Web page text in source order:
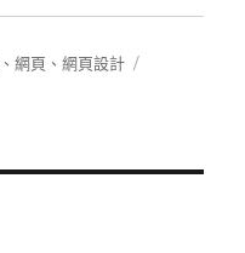
、網頁 、網頁設計